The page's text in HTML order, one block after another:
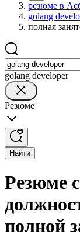
резюме в
golang
полная
golang developer
Резюме
Найти
Резюме
полной